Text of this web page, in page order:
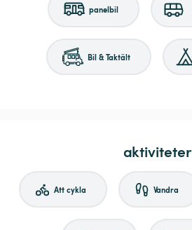
panelbil
Bil & Taktält
aktiviteter
Att cykla Vandra